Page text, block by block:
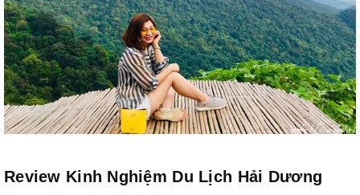
Review Kinh Nghiệm Du Lịch Hải Dương